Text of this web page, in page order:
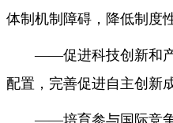
体制机制障碍，降低制度
——促进科技创新和产
配置，完善促进自主创新